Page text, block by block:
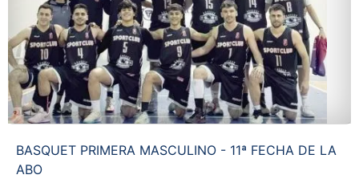
BASQUET PRIMERA MASCULINO - 11ª FECHA DE LA
ABO